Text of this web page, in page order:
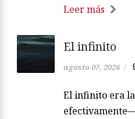
Leer más
El infinito
agosto 07, 2026 /
El infinito era